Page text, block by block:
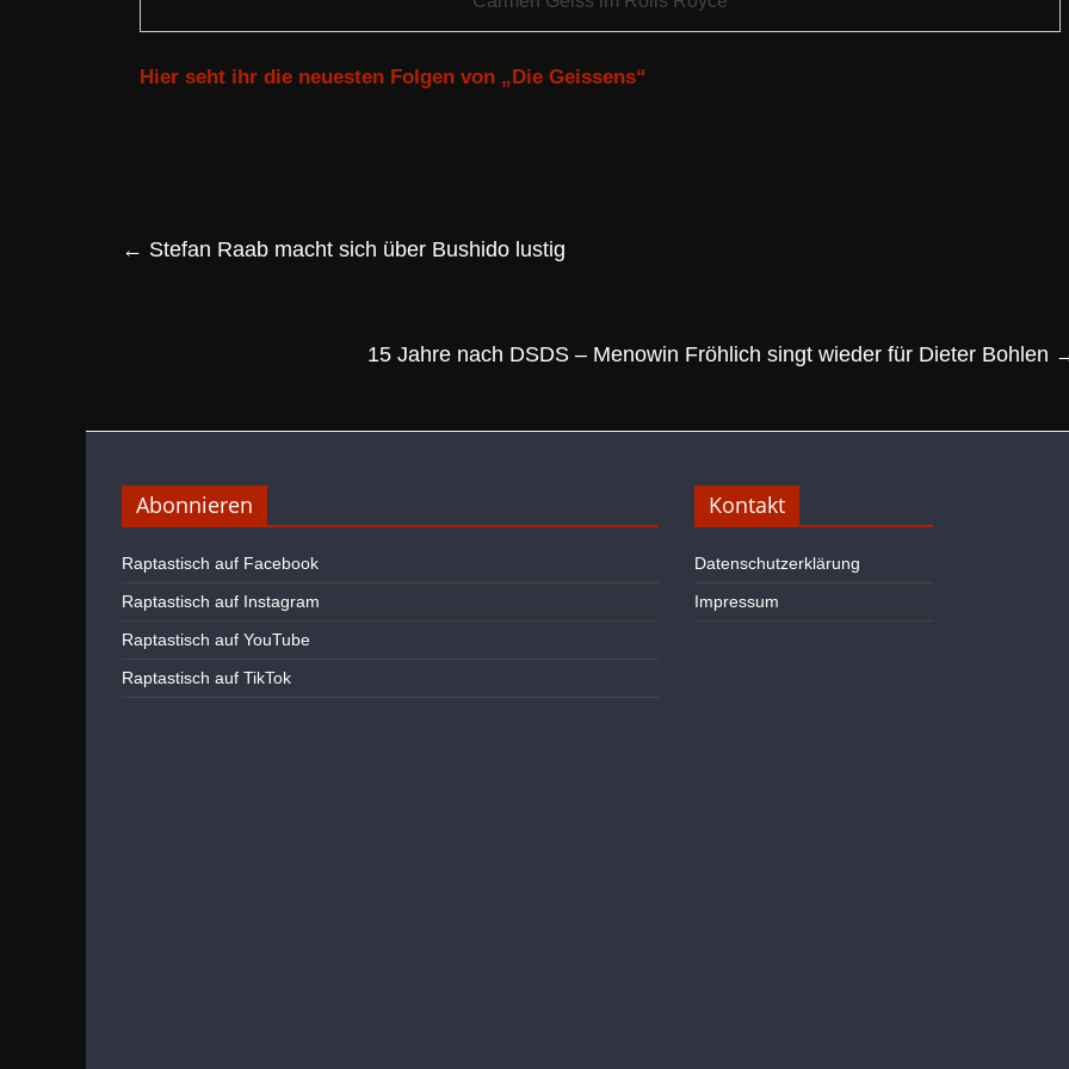
Hier seht ihr die neuesten Folgen von „Die Geissens“
← Stefan Raab macht sich über Bushido lustig
15 Jahre nach DSDS – Menowin Fröhlich singt wieder für Dieter Bohlen
Abonnieren
Raptastisch auf Facebook
Raptastisch auf Instagram
Raptastisch auf YouTube
Raptastisch auf TikTok
Kontakt
Datenschutzerklärung
Impressum